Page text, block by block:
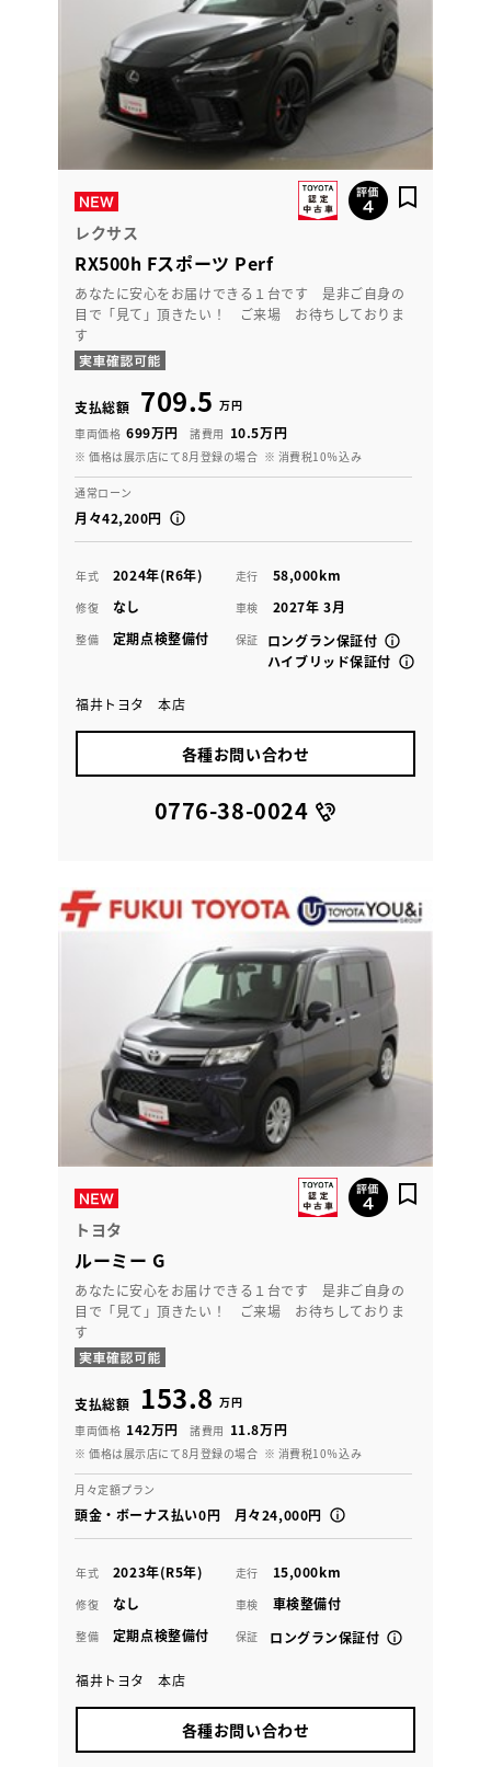
レクサス
RX500h Fスポーツ Perf
あなたに安心をお届けできる１台です 是非ご自身の
目で「見て」頂きたい！ ご来場 お待ちしておりま
す
支払総額 709.5 万円
車両価格 699万円 諸費用 10.5万円
※ 価格は展示店にて8月登録の場合 ※ 消費税10％込み
通常ローン
月々42,200円
年式 2024年(R6年) 走行 58,000km
修復 なし 車検 2027年 3月
整備 定期点検整備付 保証
ロングラン保証付
ハイブリッド保証付
福井トヨタ 本店
各種お問い合わせ
0776-38-0024
トヨタ
ルーミー G
あなたに安心をお届けできる１台です 是非ご自身の
目で「見て」頂きたい！ ご来場 お待ちしておりま
す
支払総額 153.8 万円
車両価格 142万円 諸費用 11.8万円
※ 価格は展示店にて8月登録の場合 ※ 消費税10％込み
月々定額プラン
頭金・ボーナス払い0円 月々24,000円
年式 2023年(R5年) 走行 15,000km
修復 なし 車検 車検整備付
整備 定期点検整備付 保証 ロングラン保証付
福井トヨタ 本店
各種お問い合わせ